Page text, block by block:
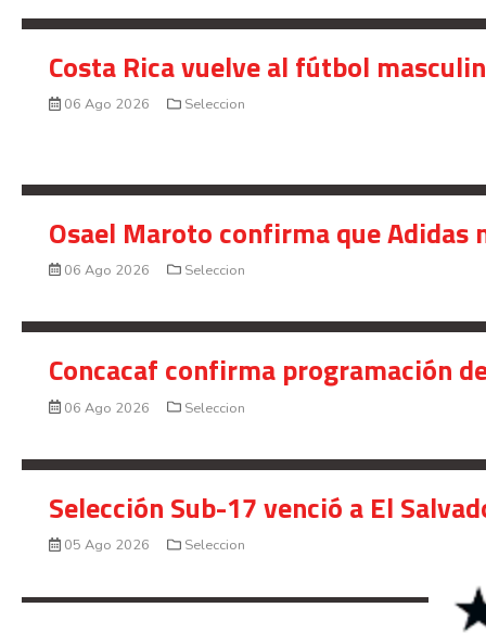
Costa Rica vuelve al fútbol
06 Ago 2026 Seleccion
Osael Maroto confirma que Adidas
06 Ago 2026 Seleccion
Concacaf confirma programación
06 Ago 2026 Seleccion
Selección Sub-17 venció a El
05 Ago 2026 Seleccion